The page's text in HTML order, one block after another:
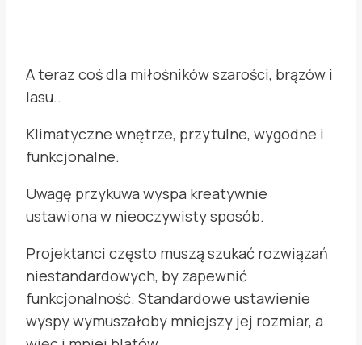
A teraz coś dla miłośników szarości, brązów i
lasu..
Klimatyczne wnętrze, przytulne, wygodne i
funkcjonalne.
Uwagę przykuwa wyspa kreatywnie
ustawiona w nieoczywisty sposób.
Projektanci często muszą szukać rozwiązań
niestandardowych, by zapewnić
funkcjonalność. Standardowe ustawienie
wyspy wymuszałoby mniejszy jej rozmiar, a